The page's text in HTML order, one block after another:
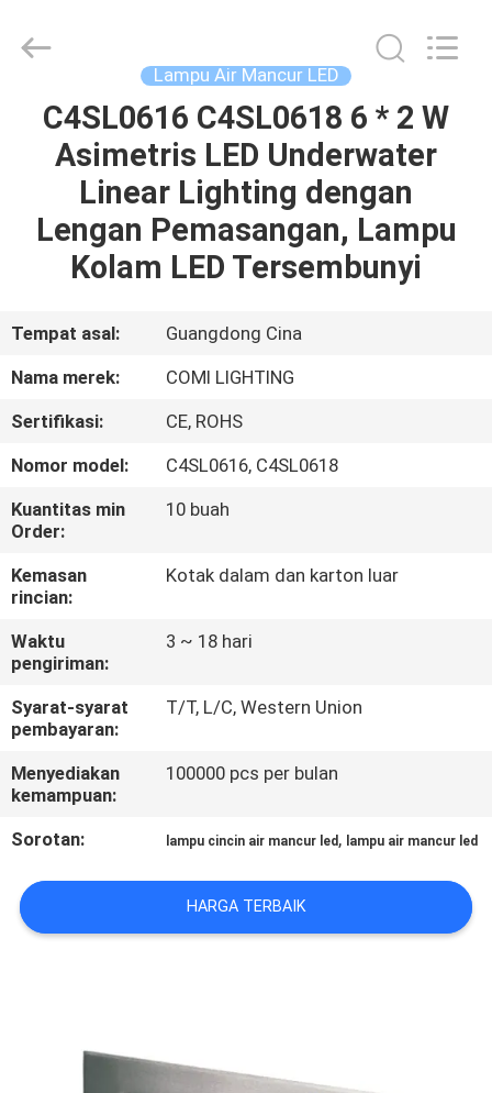
RUMAH
PRODUK
TENTANG
TUR
KONTROL
KUALITAS
HUBUNGI
KASUS
SITEMAP
KEBIJAKAN
PRIVASI
COMI
LIGHTING
Reserved.
Lampu Air Mancur LED
C4SL0616 C4SL0618 6 * 2 W
Asimetris LED Underwater
Linear Lighting dengan
Lengan Pemasangan, Lampu
Kolam LED Tersembunyi
Tempat asal:
Guangdong Cina
Nama merek:
COMI LIGHTING
Sertifikasi:
CE, ROHS
Nomor model:
C4SL0616, C4SL0618
Kuantitas min
Order:
10 buah
Kemasan
rincian:
Kotak dalam dan karton luar
Waktu
pengiriman:
3 ~ 18 hari
Syarat-syarat
pembayaran:
T/T, L/C, Western Union
Menyediakan
kemampuan:
100000 pcs per bulan
Sorotan: lampu cincin air mancur led , lampu air mancur led
HARGA TERBAIK